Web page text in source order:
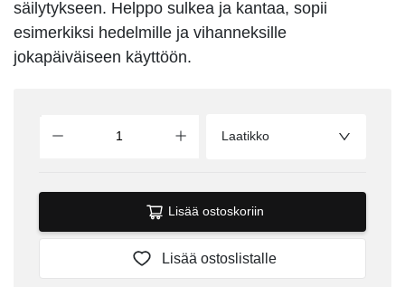
säilytykseen. Helppo sulkea ja kantaa, sopii
esimerkiksi hedelmille ja vihanneksille
jokapäiväiseen käyttöön.
Laatikko
Lisää ostoskoriin
Lisää ostoslistalle